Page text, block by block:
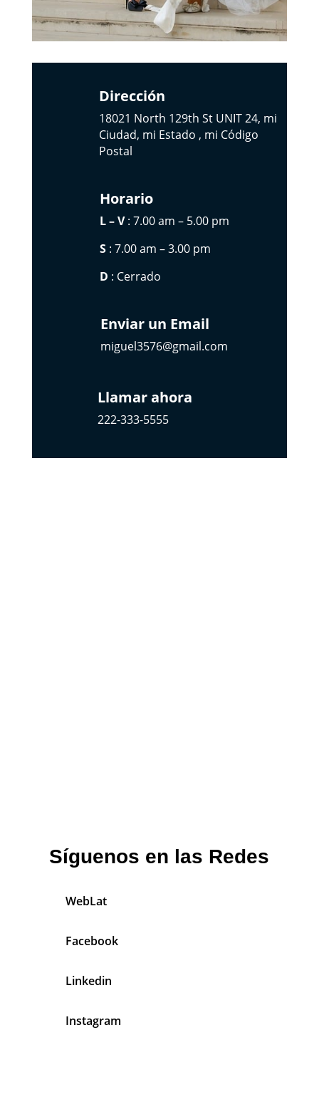
Dirección
18021 North 129th St UNIT 24, mi
Ciudad, mi Estado , mi Código
Postal
Horario
L – V: 7.00 am – 5.00 pm
S: 7.00 am – 3.00 pm
D : Cerrado
Enviar un Email
miguel3576@gmail.com
Llamar ahora
222-333-5555
Síguenos en las Redes
WebLat
Facebook
Linkedin
Instagram